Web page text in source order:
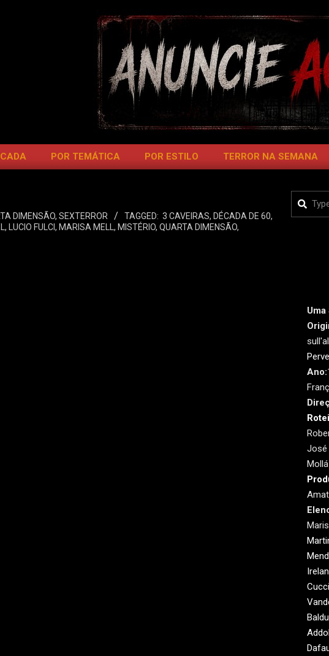
POR TEMÁTICA POR ESTILO TERROR NA SEMANA
DIMENSÃO, SEXTERROR TAGGED: 3 CAVEIRAS, DÉCADA DE 60,
, LUCIO FULCI, MARISA MELL , MISTÉRIO, QUARTA DIMENSÃO,
Ano:
José
Mollá
Search